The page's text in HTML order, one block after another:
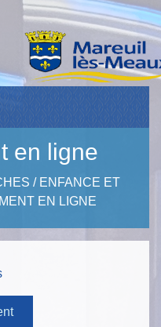
en ligne
/ ENFANCE ET
EN LIGNE